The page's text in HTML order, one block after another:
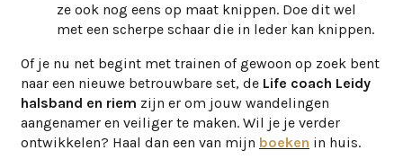
ze ook nog eens op maat knippen. Doe dit wel
met een scherpe schaar die in leder kan knippen.
Of je nu net begint met trainen of gewoon op zoek bent
naar een nieuwe betrouwbare set, de Life coach Leidy
halsband en riem zijn er om jouw wandelingen
aangenamer en veiliger te maken. Wil je je verder
ontwikkelen? Haal dan een van mijn boeken in huis.